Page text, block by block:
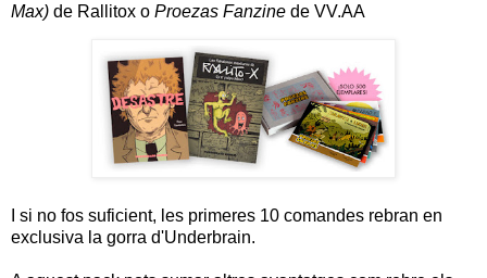
Max) de Rallitox o Proezas Fanzine de VV.AA
I si no fos suficient, les primeres 10 comandes rebran en
exclusiva la gorra d'Underbrain.